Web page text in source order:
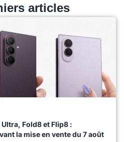
articles
Fold8 et Flip8 :
la mise en vente du 7 août